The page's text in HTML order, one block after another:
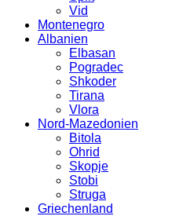
Vid
Montenegro
Albanien
Elbasan
Pogradec
Shkoder
Tirana
Vlora
Nord-Mazedonien
Bitola
Ohrid
Skopje
Stobi
Struga
Griechenland